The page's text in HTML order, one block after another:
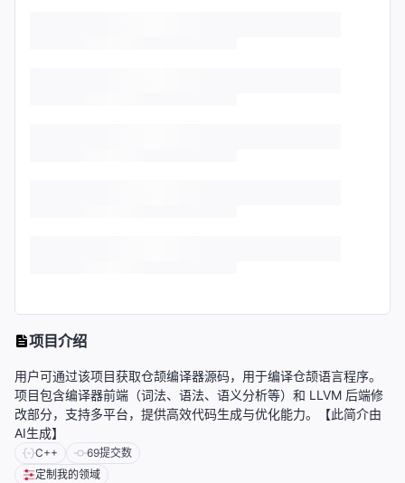
项目介绍
用户可通过该项目获取仓颉编译器源码，用于编译仓颉语言程序。
项目包含编译器前端（词法、语法、语义分析等）和 LLVM 后端修
改部分，支持多平台，提供高效代码生成与优化能力。【此简介由
AI生成】
C++ 69提交数
定制我的领域